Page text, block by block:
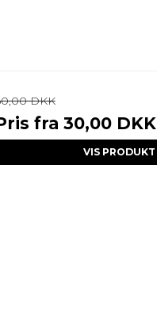
DKK
fra 30,00 DKK
VIS PRODUKT